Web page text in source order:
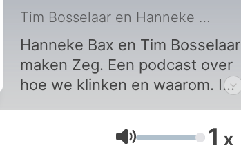
Tim Bosselaar en Hanneke Bax
Hanneke Bax en Tim Bosselaar
maken Zeg. Een podcast over
hoe we klinken en waarom. In
zoek naar het antwoord op een
vraag die te maken heeft met
Volume 1 x